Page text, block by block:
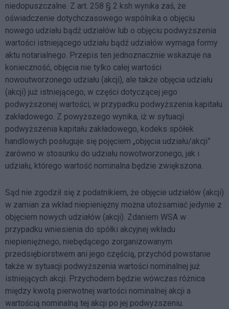
niedopuszczalne. Z art. 258 § 2 ksh wynika zaś, że
oświadczenie dotychczasowego wspólnika o objęciu
nowego udziału bądź udziałów lub o objęciu podwyższenia
wartości istniejącego udziału bądź udziałów wymaga formy
aktu notarialnego. Przepis ten jednoznacznie wskazuje na
konieczność, objęcia nie tylko całej wartości
nowoutworzonego udziału (akcji), ale także objęcia udziału
(akcji) już istniejącego, w części dotyczącej jego
podwyższonej wartości, w przypadku podwyższenia kapitału
zakładowego. Z powyższego wynika, iż w sytuacji
podwyższenia kapitału zakładowego, kodeks spółek
handlowych posługuje się pojęciem „objęcia udziału/akcji”
zarówno w stosunku do udziału nowotworzonego, jak i
udziału, którego wartość nominalna będzie zwiększona.
Sąd nie zgodził się z podatnikiem, że objęcie udziałów (akcji)
w zamian za wkład niepieniężny można utożsamiać jedynie z
objęciem nowych udziałów (akcji). Zdaniem WSA w
przypadku wniesienia do spółki akcyjnej wkładu
niepieniężnego, niebędącego zorganizowanym
przedsiębiorstwem ani jego częścią, przychód powstanie
także w sytuacji podwyższenia wartości nominalnej już
istniejących akcji. Przychodem będzie wówczas różnica
między kwotą pierwotnej wartości nominalnej akcji a
wartością nominalną tej akcji po jej podwyższeniu.